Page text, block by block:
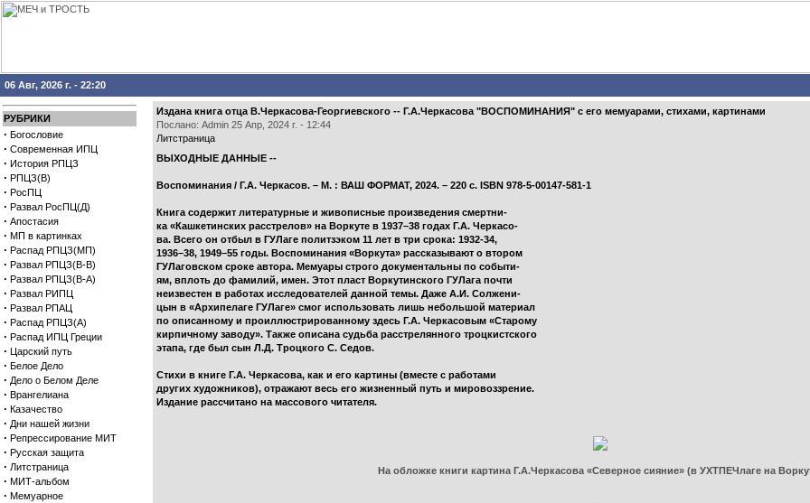
06 Авг, 2026 г. - 22:20
РУБРИКИ
· Богословие
· Современная ИПЦ
· История РПЦЗ
· РПЦЗ(В)
· РосПЦ
· Развал РосПЦ(Д)
· Апостасия
· МП в картинках
· Распад РПЦЗ(МП)
· Развал РПЦЗ(В-В)
· Развал РПЦЗ(В-А)
· Развал РИПЦ
· Развал РПАЦ
· Распад РПЦЗ(А)
· Распад ИПЦ Греции
· Царский путь
· Белое Дело
· Дело о Белом Деле
· Врангелиана
· Казачество
· Дни нашей жизни
· Репрессирование МИТ
· Русская защита
· Литстраница
· МИТ-альбом
· Мемуарное
Издана книга отца В.Черкасова-Георгиевского -- Г.А.Черкасова "ВОСПОМИНАНИЯ" с его мемуарами, стихами, картинами
Послано: Admin 25 Апр, 2024 г. - 12:44
Литстраница
ВЫХОДНЫЕ ДАННЫЕ --
Воспоминания / Г.А. Черкасов. – М. : ВАШ ФОРМАТ, 2024. – 220 с. ISBN 978-5-00147-581-1
Книга содержит литературные и живописные произведения смертни-
ка «Кашкетинских расстрелов» на Воркуте в 1937–38 годах Г.А. Черкасо-
ва. Всего он отбыл в ГУЛаге политзэком 11 лет в три срока: 1932-34,
1936–38, 1949–55 годы. Воспоминания «Воркута» рассказывают о втором
ГУЛаговском сроке автора. Мемуары строго документальны по событи-
ям, вплоть до фамилий, имен. Этот пласт Воркутинского ГУЛага почти
неизвестен в работах исследователей данной темы. Даже А.И. Солжени-
цын в «Архипелаге ГУЛаге» смог использовать лишь небольшой материал
по описанному и проиллюстрированному здесь Г.А. Черкасовым «Старому
кирпичному заводу». Также описана судьба расстрелянного троцкистского
этапа, где был сын Л.Д. Троцкого С. Седов.
Стихи в книге Г.А. Черкасова, как и его картины (вместе с работами
других художников), отражают весь его жизненный путь и мировоззрение.
Издание рассчитано на массового читателя.
На обложке книги картина Г.А.Черкасова «Северное сияние» (в УХТПЕЧлаге на